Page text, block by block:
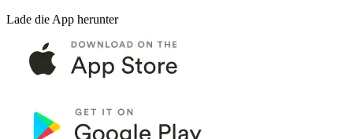
Lade die App herunter